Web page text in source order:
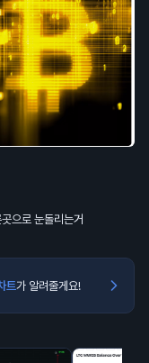
으로 눈돌리는거
트가 알려줄게요!